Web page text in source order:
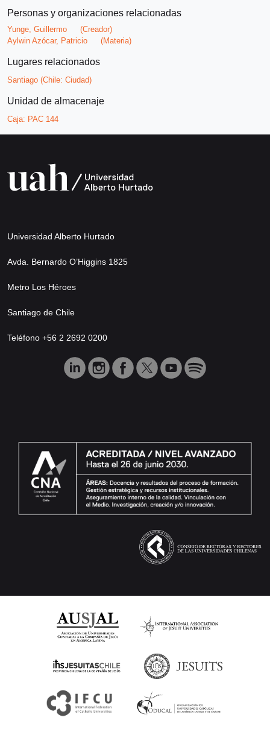
Personas y organizaciones relacionadas
Yunge, Guillermo
(Creador)
Aylwin Azócar, Patricio
(Materia)
Lugares relacionados
Santiago (Chile: Ciudad)
Unidad de almacenaje
Caja: PAC 144
Universidad Alberto Hurtado
Avda. Bernardo O’Higgins 1825
Metro Los Héroes
Santiago de Chile
Teléfono +56 2 2692 0200